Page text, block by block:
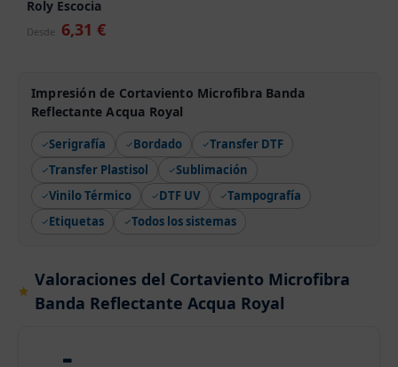
Roly Escocia
Desde 6,31 €
Impresión de Cortaviento Microfibra Banda
Reflectante Acqua Royal
Serigrafía Bordado
Transfer DTF
Transfer Plastisol
Sublimación
Vinilo Térmico
DTF UV
Tampografía
Etiquetas
Todos los sistemas
Valoraciones del Cortaviento Microfibra
Banda Reflectante Acqua Royal
-